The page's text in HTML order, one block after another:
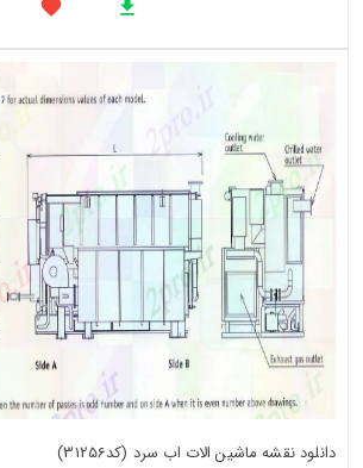
دانلود نقشه ماشین الات اب سرد (کد31256)